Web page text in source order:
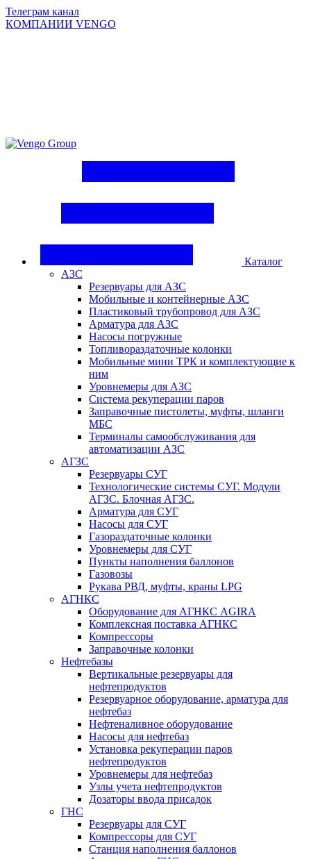
Телеграм канал
КОМПАНИИ VENGO
Group
Каталог
АЗС
Резервуары для АЗС
Мобильные и контейнерные АЗС
Пластиковый трубопровод для АЗС
Арматура для АЗС
Насосы погружные
Топливораздаточные колонки
Мобильные мини ТРК и комплектующие к
ним
Уровнемеры для АЗС
Система рекуперации паров
Заправочные пистолеты, муфты, шланги
МБС
Терминалы самообслуживания для
автоматизации АЗС
АГЗС
Резервуары СУГ
Технологические системы СУГ. Модули
АГЗС. Блочная АГЗС.
Арматура для СУГ
Насосы для СУГ
Газораздаточные колонки
Уровнемеры для СУГ
Пункты наполнения баллонов
Газовозы
Рукава РВД, муфты, краны LPG
АГНКС
Оборудование для АГНКС AGIRA
Комплексная поставка АГНКС
Компрессоры
Заправочные колонки
Нефтебазы
Вертикальные резервуары для
нефтепродуктов
Резервуарное оборудование, арматура для
нефтебаз
Нефтеналивное оборудование
Насосы для нефтебаз
Установка рекуперации паров
нефтепродуктов
Уровнемеры для нефтебаз
Узлы учета нефтепродуктов
Дозаторы ввода присадок
ГНС
Резервуары для СУГ
Компрессоры для СУГ
Станция наполнения баллонов